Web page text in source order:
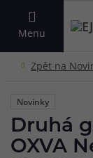
Menu
VYHLEDAT
Novinky
Druhá
OXVA